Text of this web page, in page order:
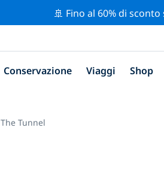
🚢 Fino al 60% di
Conservazione Viaggi Shop
The Tunnel